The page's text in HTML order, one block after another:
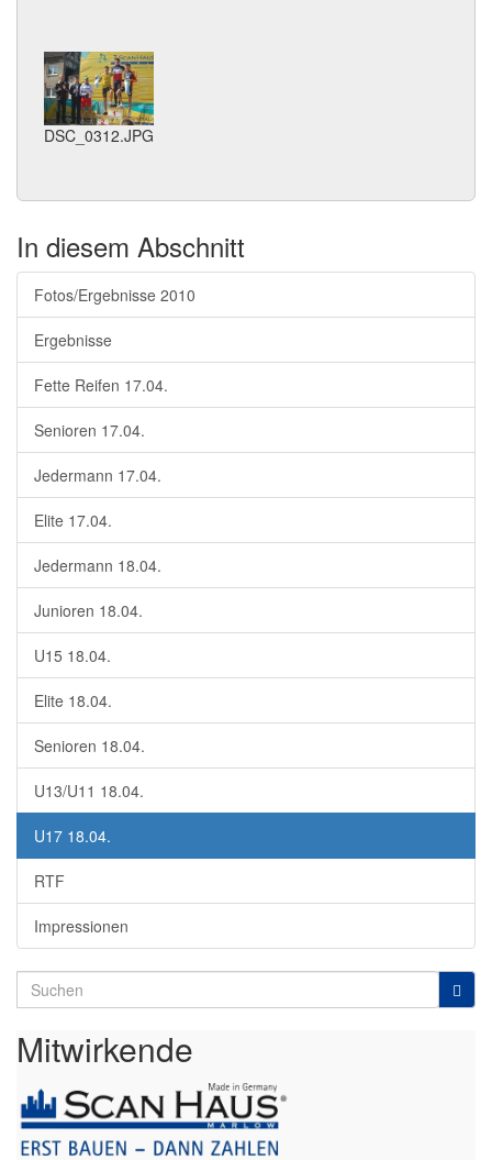
DSC_0312.JPG
In diesem Abschnitt
Fotos/Ergebnisse 2010
Ergebnisse
Fette Reifen 17.04.
Senioren 17.04.
Jedermann 17.04.
Elite 17.04.
Jedermann 18.04.
Junioren 18.04.
U15 18.04.
Elite 18.04.
Senioren 18.04.
U13/U11 18.04.
U17 18.04.
RTF
Impressionen
Search
for:
Mitwirkende